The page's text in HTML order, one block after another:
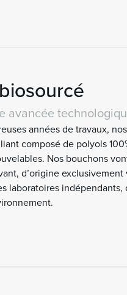
avancée
années de travaux,
composé de polyols
Nos bouchons
d’origine exclusivement
laboratoires